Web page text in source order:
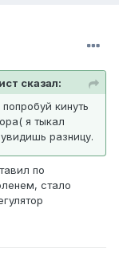
сказал:
кинуть
я тыкал
разницу.
по
стало